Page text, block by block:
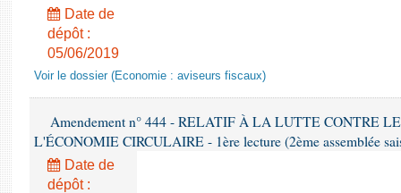
Date de
dépôt :
05/06/2019
Voir le dossier (Economie : aviseurs fiscaux)
Amendement n° 444 - RELATIF À LA LUTTE CONTRE
L'ÉCONOMIE CIRCULAIRE - 1ère lecture (2ème assemblée
Date de
dépôt :